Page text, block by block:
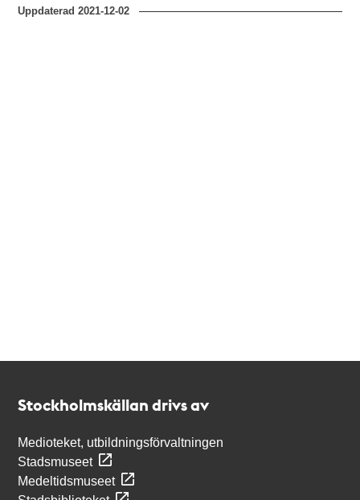
Uppdaterad2021-12-02
Stockholmskällan drivs av
Medioteket, utbildningsförvaltningen
Stadsmuseet
Medeltidsmuseet